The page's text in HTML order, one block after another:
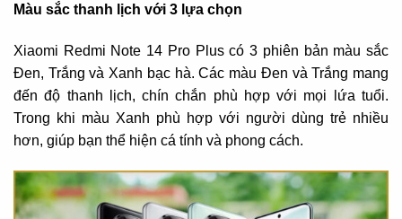
Màu sắc thanh lịch với 3 lựa chọn
Xiaomi Redmi Note 14 Pro Plus có 3 phiên bản màu sắc
Đen, Trắng và Xanh bạc hà. Các màu Đen và Trắng mang
đến độ thanh lịch, chín chắn phù hợp với mọi lứa tuổi.
Trong khi màu Xanh phù hợp với người dùng trẻ nhiều
hơn, giúp bạn thể hiện cá tính và phong cách.